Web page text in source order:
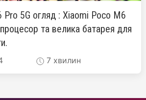
Pro 5G огляд : Xiaomi Poco M6
та велика батарея для
7 хвилин